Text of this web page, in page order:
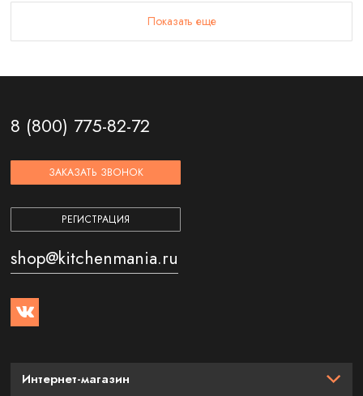
Показать еще
8 (800) 775-82-72
ЗАКАЗАТЬ ЗВОНОК
РЕГИСТРАЦИЯ
shop@kitchenmania.ru
Интернет-магазин